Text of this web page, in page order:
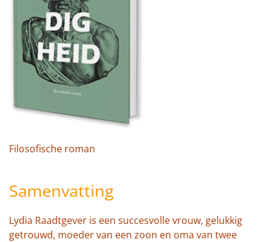
Filosofische roman
Samenvatting
Lydia Raadtgever is een succesvolle vrouw, gelukkig
getrouwd, moeder van een zoon en oma van twee